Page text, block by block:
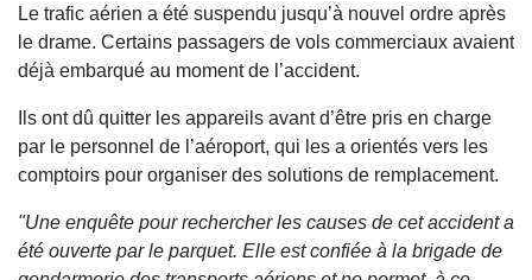
Le trafic aérien a été suspendu jusqu’à nouvel ordre après
le drame. Certains passagers de vols commerciaux avaient
déjà embarqué au moment de l’accident.
Ils ont dû quitter les appareils avant d’être pris en charge
par le personnel de l’aéroport, qui les a orientés vers les
comptoirs pour organiser des solutions de remplacement.
"Une enquête pour rechercher les causes de cet accident a
été ouverte par le parquet. Elle est confiée à la brigade de